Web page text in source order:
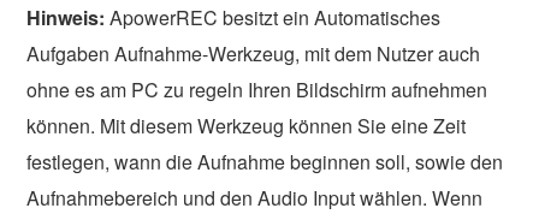
Hinweis: ApowerREC besitzt ein Automatisches
Aufgaben Aufnahme-Werkzeug, mit dem Nutzer auch
ohne es am PC zu regeln Ihren Bildschirm aufnehmen
können. Mit diesem Werkzeug können Sie eine Zeit
festlegen, wann die Aufnahme beginnen soll, sowie den
Aufnahmebereich und den Audio Input wählen. Wenn